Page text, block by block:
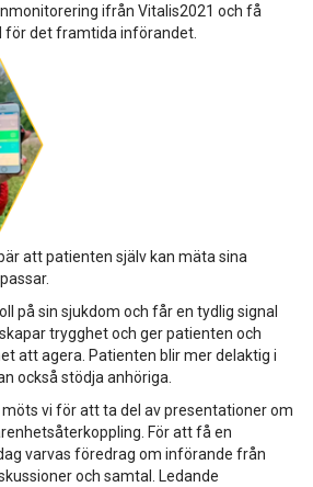
ifrån Vitalis2021 och få
för det framtida införandet.
att patienten själv kan mäta sina
på sin sjukdom och får en tydlig signal
trygghet och ger patienten och
att agera. Patienten blir mer delaktig i
också stödja anhöriga.
vi för att ta del av presentationer om
För att få en
varvas föredrag om införande från
och samtal. Ledande